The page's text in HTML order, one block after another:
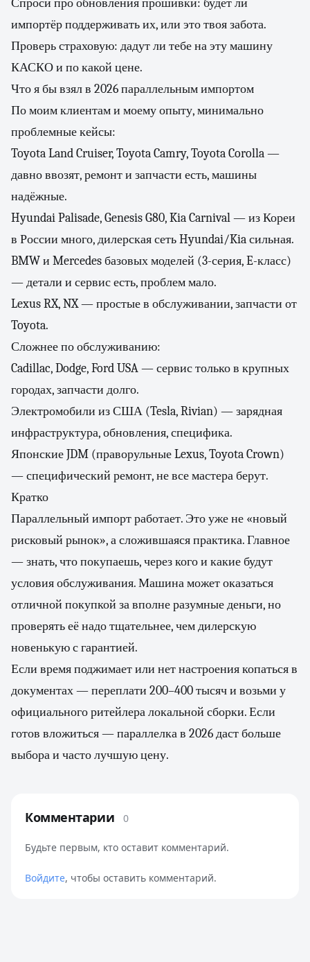
Спроси про обновления прошивки: будет ли
импортёр поддерживать их, или это твоя забота.
Проверь страховую: дадут ли тебе на эту машину
КАСКО и по какой цене.
Что я бы взял в 2026 параллельным импортом
По моим клиентам и моему опыту, минимально
проблемные кейсы:
Toyota Land Cruiser, Toyota Camry, Toyota Corolla —
давно ввозят, ремонт и запчасти есть, машины
надёжные.
Hyundai Palisade, Genesis G80, Kia Carnival — из Кореи
в России много, дилерская сеть Hyundai/Kia сильная.
BMW и Mercedes базовых моделей (3-серия, E-класс)
— детали и сервис есть, проблем мало.
Lexus RX, NX — простые в обслуживании, запчасти от
Toyota.
Сложнее по обслуживанию:
Cadillac, Dodge, Ford USA — сервис только в крупных
городах, запчасти долго.
Электромобили из США (Tesla, Rivian) — зарядная
инфраструктура, обновления, специфика.
Японские JDM (праворульные Lexus, Toyota Crown)
— специфический ремонт, не все мастера берут.
Кратко
Параллельный импорт работает. Это уже не «новый
рисковый рынок», а сложившаяся практика. Главное
— знать, что покупаешь, через кого и какие будут
условия обслуживания. Машина может оказаться
отличной покупкой за вполне разумные деньги, но
проверять её надо тщательнее, чем дилерскую
новенькую с гарантией.
Если время поджимает или нет настроения копаться в
документах — переплати 200–400 тысяч и возьми у
официального ритейлера локальной сборки. Если
готов вложиться — параллелка в 2026 даст больше
выбора и часто лучшую цену.
Комментарии 0
Будьте первым, кто оставит комментарий.
Войдите, чтобы оставить комментарий.